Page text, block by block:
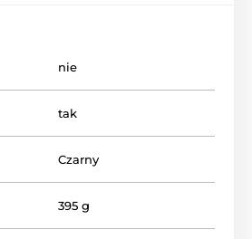
nie
tak
Czarny
395 g